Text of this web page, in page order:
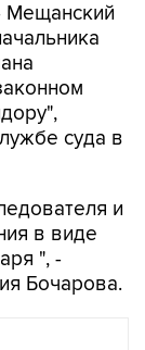
Мещанский
суда в
и
в виде
", -
Бочарова.